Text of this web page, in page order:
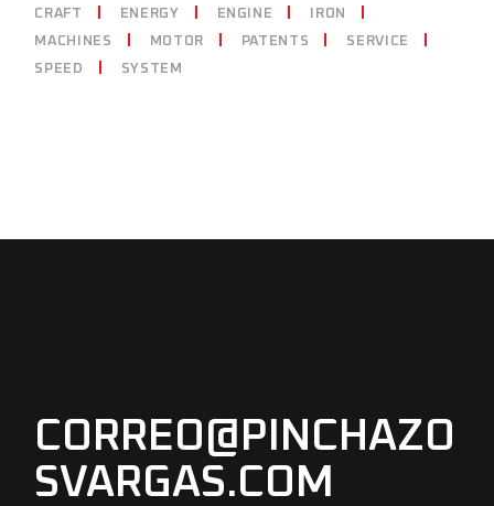
CRAFT ENERGY ENGINE
IRON
MACHINES
MOTOR PATENTS
SERVICE
SPEED
SYSTEM
CORREO@PINCHAZO
SVARGAS.COM